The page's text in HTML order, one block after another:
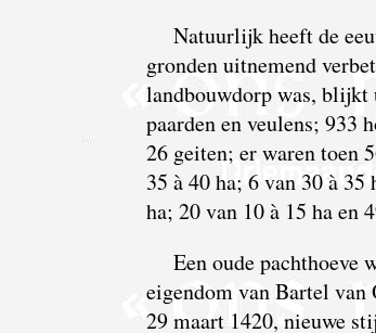
Natuurlijk heeft de
gronden uitnemend
landbouwdorp was, blijkt
paarden en veulens; 933
26 geiten; er waren toen
35 à 40 ha; 6 van 30 à
ha; 20 van 10 à 15 ha en
Een oude pachthoeve
eigendom van Bartel
29 maart 1420, nieuwe